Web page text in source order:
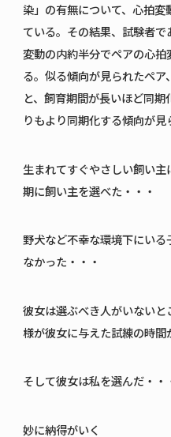
染」の有無について、心拍
ている。その結果、試験者
変動の内約半分でペアの心
る。似る傾向が見られたペ
と、飼育期間が長いほど同
りもより同期化する傾向が見
生まれてすぐやさしい飼い
期に飼い主を選べた・・・
野犬など不幸な環境下にい
なかった・・・
彼女は選ぶべき人がいない
様が彼女に与えた試練の時間
そして彼女は私を選んだ・・
妙に納得がいく